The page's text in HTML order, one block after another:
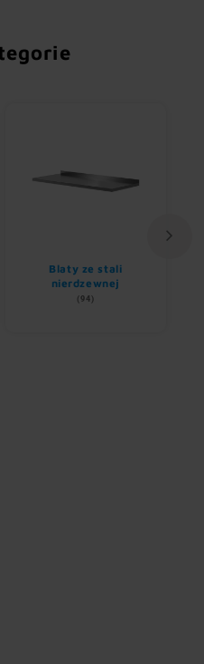
Blaty ze stali
nierdzewnej
(94)